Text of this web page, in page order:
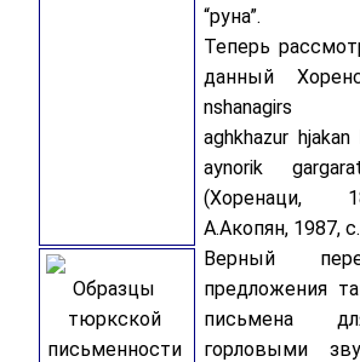
“руна”.
Теперь
данный
nshanagirs
aghkhazur
aynorik
(Хоренаци,
А.Акопян, 1987,
Верный
предложения
письмена
горловыми
Образцы
тюркской
письменности